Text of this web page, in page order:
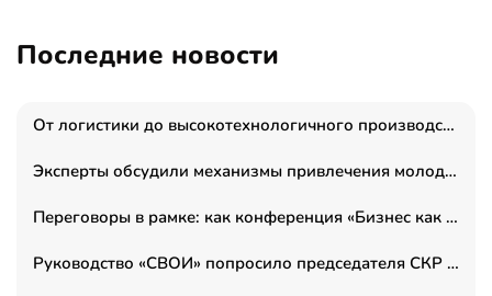
Последние новости
От логистики до высокотехнологичного производства: как основатель “гагаринга” выстраивает экосистему безопасности и гражданских БПЛА
Эксперты обсудили механизмы привлечения молодых специалистов в промышленные города
Переговоры в рамке: как конференция «Бизнес как искусство» переформатирует деловой этикет в стенах ТПП РФ
Руководство «СВОИ» попросило председателя СКР дать правовую оценку обысков в тыловом штабе